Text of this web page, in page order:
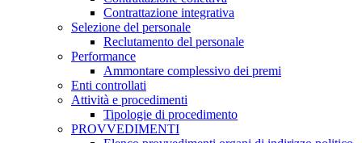
Contrattazione integrativa
Selezione del personale
Reclutamento del personale
Performance
Ammontare complessivo dei premi
Enti controllati
Attività e procedimenti
Tipologie di procedimento
PROVVEDIMENTI